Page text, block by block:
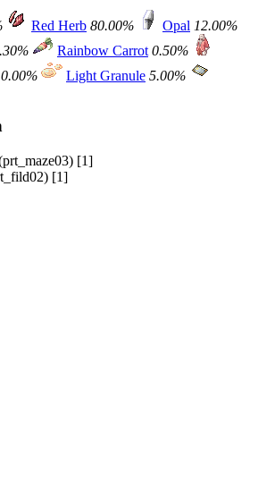
Red Herb 80.00% Opal 12.00%
Rainbow Carrot 0.50%
Light Granule 5.00%
[1]
[1]